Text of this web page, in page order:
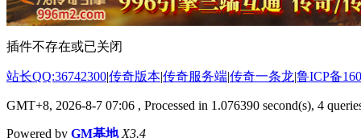
插件不存在或已关闭
站长QQ:36742300|传奇版本|传奇服务端|传奇一条龙|鲁ICP备
GMT+8, 2026-8-7 07:06 , Processed in 1.076390 second(s), 4
Powered by GM基地 X3.4